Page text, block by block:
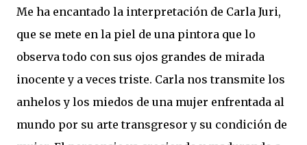
Me ha encantado la interpretación de Carla Juri,
que se mete en la piel de una pintora que lo
observa todo con sus ojos grandes de mirada
inocente y a veces triste. Carla nos transmite los
anhelos y los miedos de una mujer enfrentada al
mundo por su arte transgresor y su condición de